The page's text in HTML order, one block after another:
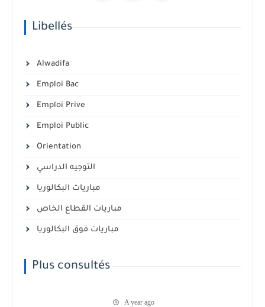
Libellés
Alwadifa
Emploi Bac
Emploi Prive
Emploi Public
Orientation
التوجيه الدراسي
مباريات البكالوريا
مباريات القطاع الخاص
مباريات فوق البكالوريا
Plus consultés
A year ago